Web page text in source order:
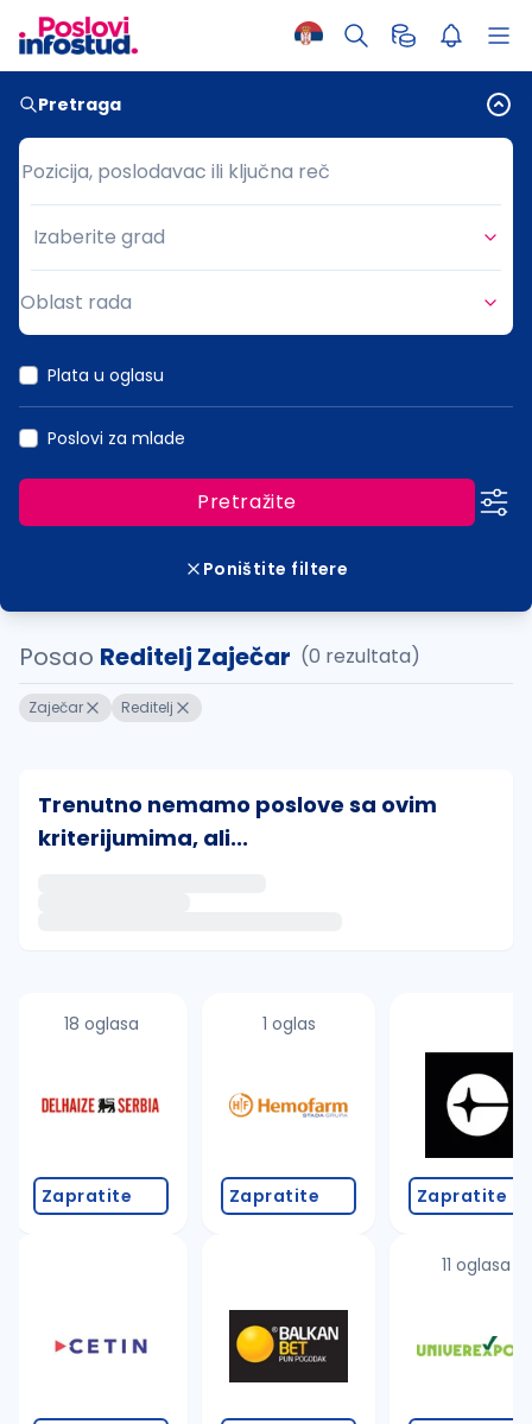
Pretraga
Pozicija, poslodavac ili ključna reč
Pozicija, poslodavac ili ključna reč
Grad
Izaberite grad
Oblast rada
Plata u oglasu
Poslovi za mlade
Pretražite
Poništite filtere
Posao Reditelj Zaječar (0 rezultata)
Zaječar Reditelj
Trenutno nemamo poslove sa ovim
kriterijumima, ali...
proverite pravopisne greške (koristite č, ć, š, đ,
promenite odabrane filtere pretrage
18 oglasa
Zapratite
1 oglas
Zapratite Zapratite
11 oglasa